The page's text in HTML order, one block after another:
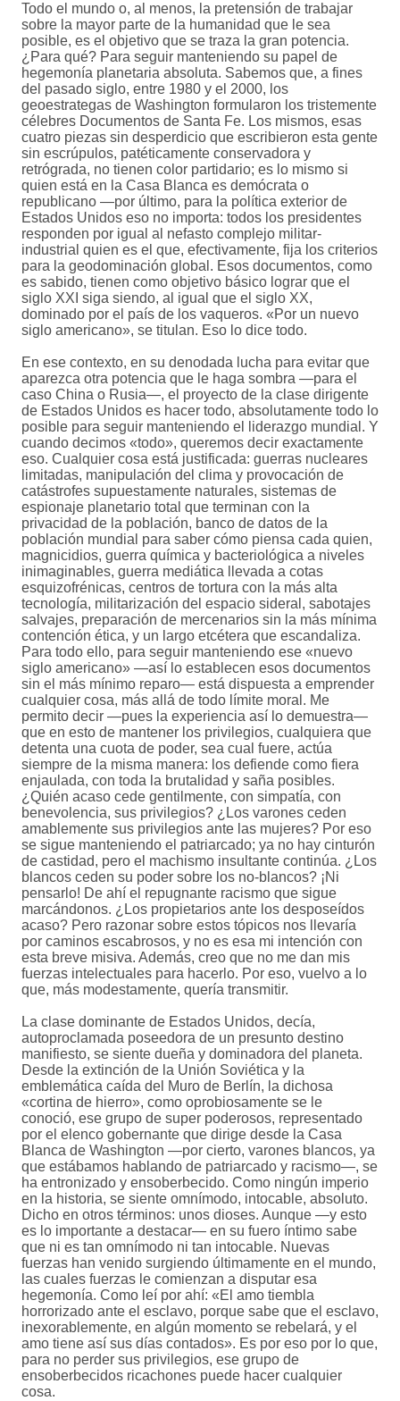
Todo el mundo o, al menos, la pretensión de trabajar
sobre la mayor parte de la humanidad que le sea
posible, es el objetivo que se traza la gran potencia.
¿Para qué? Para seguir manteniendo su papel de
hegemonía planetaria absoluta. Sabemos que, a fines
del pasado siglo, entre 1980 y el 2000, los
geoestrategas de Washington formularon los tristemente
célebres Documentos de Santa Fe. Los mismos, esas
cuatro piezas sin desperdicio que escribieron esta gente
sin escrúpulos, patéticamente conservadora y
retrógrada, no tienen color partidario; es lo mismo si
quien está en la Casa Blanca es demócrata o
republicano —por último, para la política exterior de
Estados Unidos eso no importa: todos los presidentes
responden por igual al nefasto complejo militar-
industrial quien es el que, efectivamente, fija los criterios
para la geodominación global. Esos documentos, como
es sabido, tienen como objetivo básico lograr que el
siglo XXI siga siendo, al igual que el siglo XX,
dominado por el país de los vaqueros. «Por un nuevo
siglo americano», se titulan. Eso lo dice todo.
En ese contexto, en su denodada lucha para evitar que
aparezca otra potencia que le haga sombra —para el
caso China o Rusia—, el proyecto de la clase dirigente
de Estados Unidos es hacer todo, absolutamente todo lo
posible para seguir manteniendo el liderazgo mundial. Y
cuando decimos «todo», queremos decir exactamente
eso. Cualquier cosa está justificada: guerras nucleares
limitadas, manipulación del clima y provocación de
catástrofes supuestamente naturales, sistemas de
espionaje planetario total que terminan con la
privacidad de la población, banco de datos de la
población mundial para saber cómo piensa cada quien,
magnicidios, guerra química y bacteriológica a niveles
inimaginables, guerra mediática llevada a cotas
esquizofrénicas, centros de tortura con la más alta
tecnología, militarización del espacio sideral, sabotajes
salvajes, preparación de mercenarios sin la más mínima
contención ética, y un largo etcétera que escandaliza.
Para todo ello, para seguir manteniendo ese «nuevo
siglo americano» —así lo establecen esos documentos
sin el más mínimo reparo— está dispuesta a emprender
cualquier cosa, más allá de todo límite moral. Me
permito decir —pues la experiencia así lo demuestra—
que en esto de mantener los privilegios, cualquiera que
detenta una cuota de poder, sea cual fuere, actúa
siempre de la misma manera: los defiende como fiera
enjaulada, con toda la brutalidad y saña posibles.
¿Quién acaso cede gentilmente, con simpatía, con
benevolencia, sus privilegios? ¿Los varones ceden
amablemente sus privilegios ante las mujeres? Por eso
se sigue manteniendo el patriarcado; ya no hay cinturón
de castidad, pero el machismo insultante continúa. ¿Los
blancos ceden su poder sobre los no-blancos? ¡Ni
pensarlo! De ahí el repugnante racismo que sigue
marcándonos. ¿Los propietarios ante los desposeídos
acaso? Pero razonar sobre estos tópicos nos llevaría
por caminos escabrosos, y no es esa mi intención con
esta breve misiva. Además, creo que no me dan mis
fuerzas intelectuales para hacerlo. Por eso, vuelvo a lo
que, más modestamente, quería transmitir.
La clase dominante de Estados Unidos, decía,
autoproclamada poseedora de un presunto destino
manifiesto, se siente dueña y dominadora del planeta.
Desde la extinción de la Unión Soviética y la
emblemática caída del Muro de Berlín, la dichosa
«cortina de hierro», como oprobiosamente se le
conoció, ese grupo de super poderosos, representado
por el elenco gobernante que dirige desde la Casa
Blanca de Washington —por cierto, varones blancos, ya
que estábamos hablando de patriarcado y racismo—, se
ha entronizado y ensoberbecido. Como ningún imperio
en la historia, se siente omnímodo, intocable, absoluto.
Dicho en otros términos: unos dioses. Aunque —y esto
es lo importante a destacar— en su fuero íntimo sabe
que ni es tan omnímodo ni tan intocable. Nuevas
fuerzas han venido surgiendo últimamente en el mundo,
las cuales fuerzas le comienzan a disputar esa
hegemonía. Como leí por ahí: «El amo tiembla
horrorizado ante el esclavo, porque sabe que el esclavo,
inexorablemente, en algún momento se rebelará, y el
amo tiene así sus días contados». Es por eso por lo que,
para no perder sus privilegios, ese grupo de
ensoberbecidos ricachones puede hacer cualquier
cosa.